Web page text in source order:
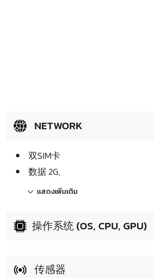
NETWORK
双SIM卡
数据 2G,
แสดงเพิ่มเติม
操作系统 (OS, CPU, GPU)
传感器